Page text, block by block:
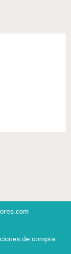
de compra